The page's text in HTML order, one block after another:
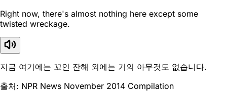
Right now, there's almost nothing here except some
twisted wreckage.
지금 여기에는 꼬인 잔해 외에는 거의 아무것도 없습니다.
출처: NPR News November 2014 Compilation